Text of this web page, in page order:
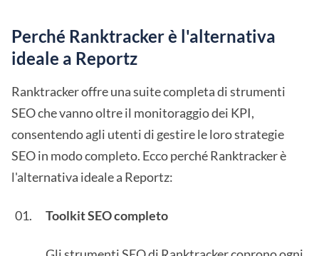
Perché Ranktracker è l'alternativa
ideale a Reportz
Ranktracker offre una suite completa di strumenti
SEO che vanno oltre il monitoraggio dei KPI,
consentendo agli utenti di gestire le loro strategie
SEO in modo completo. Ecco perché Ranktracker è
l'alternativa ideale a Reportz:
Toolkit SEO completo